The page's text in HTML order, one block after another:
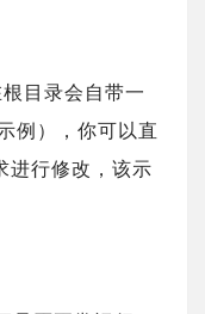
目录会自带一
例），你可以直
进行修改，该示